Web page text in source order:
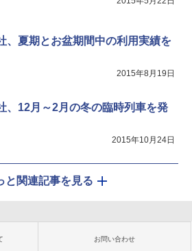
、夏期とお盆期間中の利用実績を
2015年8月19日
、12月～2月の冬の臨時列車を発
2015年10月24日
と関連記事を見る
お問い合わせ